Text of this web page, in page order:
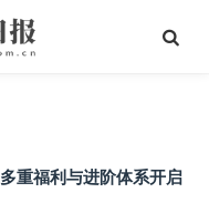
重福利与进阶体系开启